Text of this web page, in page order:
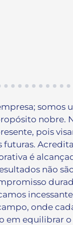
somos
nobre.
pois
futuras.
é
não
onde
em equilibrar o